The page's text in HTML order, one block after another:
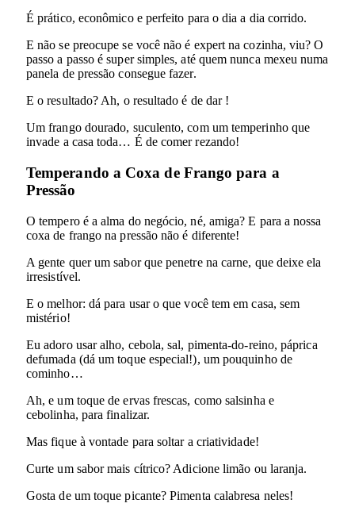
É prático, econômico e perfeito para o dia a dia corrido.
E não se preocupe se você não é expert na cozinha, viu? O
passo a passo é super simples, até quem nunca mexeu numa
panela de pressão consegue fazer.
E o resultado? Ah, o resultado é de dar !
Um frango dourado, suculento, com um temperinho que
invade a casa toda… É de comer rezando!
Temperando a Coxa de Frango para a
Pressão
O tempero é a alma do negócio, né, amiga? E para a nossa
coxa de frango na pressão não é diferente!
A gente quer um sabor que penetre na carne, que deixe ela
irresistível.
E o melhor: dá para usar o que você tem em casa, sem
mistério!
Eu adoro usar alho, cebola, sal, pimenta-do-reino, páprica
defumada (dá um toque especial!), um pouquinho de
cominho…
Ah, e um toque de ervas frescas, como salsinha e
cebolinha, para finalizar.
Mas fique à vontade para soltar a criatividade!
Curte um sabor mais cítrico? Adicione limão ou laranja.
Gosta de um toque picante? Pimenta calabresa neles!